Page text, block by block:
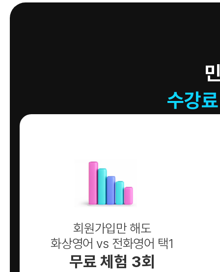
수강
회원가입만 해도
화상영어 vs 전화영어 택1
무료 체험 3회